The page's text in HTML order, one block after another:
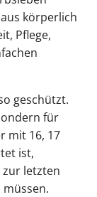
körperlich
Pflege,
geschützt.
für
mit 16, 17
ist,
letzten